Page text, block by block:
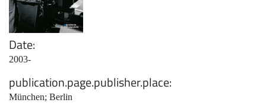
Date
2003-
publication.page.publisher.place
München; Berlin